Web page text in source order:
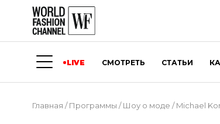
LIVE СМОТРЕТЬ СТАТЬИ
Главная /Программы /Шоу о моде /Michael